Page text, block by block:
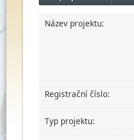
Název projektu:
Registrační číslo:
Typ projektu: